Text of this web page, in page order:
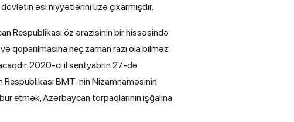
əsl niyyətlərini üzə çıxarmışdır.
Respublikası öz ərazisinin bir hissəsində
qoparılmasına heç zaman razı ola bilməz
2020-ci il sentyabrın 27-də
BMT-nin Nizamnaməsinin
etmək, Azərbaycan torpaqlarının işğalına